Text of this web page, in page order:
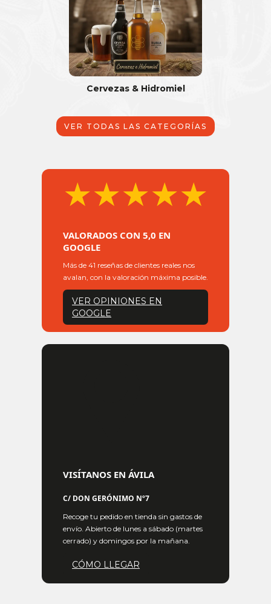
Cervezas & Hidromiel
VER TODAS LAS CATEGORÍAS
★★★★★
VALORADOS CON 5,0 EN
GOOGLE
Más de 41 reseñas de clientes reales nos
avalan, con la valoración máxima posible.
VER OPINIONES EN
GOOGLE
VISÍTANOS EN ÁVILA
C/ DON GERÓNIMO Nº7
Recoge tu pedido en tienda sin gastos de
envío. Abierto de lunes a sábado (martes
cerrado) y domingos por la mañana.
CÓMO LLEGAR